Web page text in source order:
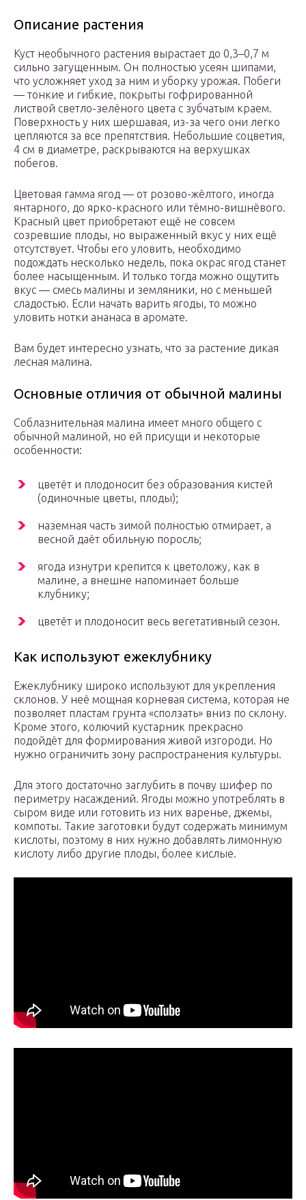
Описание растения
Куст необычного растения вырастает до 0,3–0,7 м
сильно загущенным. Он полностью усеян шипами,
что усложняет уход за ним и уборку урожая. Побеги
— тонкие и гибкие, покрыты гофрированной
листвой светло-зелёного цвета с зубчатым краем.
Поверхность у них шершавая, из-за чего они легко
цепляются за все препятствия. Небольшие соцветия,
4 см в диаметре, раскрываются на верхушках
побегов.
Цветовая гамма ягод — от розово-жёлтого, иногда
янтарного, до ярко-красного или тёмно-вишнёвого.
Красный цвет приобретают ещё не совсем
созревшие плоды, но выраженный вкус у них ещё
отсутствует. Чтобы его уловить, необходимо
подождать несколько недель, пока окрас ягод станет
более насыщенным. И только тогда можно ощутить
вкус — смесь малины и земляники, но с меньшей
сладостью. Если начать варить ягоды, то можно
уловить нотки ананаса в аромате.
Вам будет интересно узнать, что за растение дикая
лесная малина.
Основные отличия от обычной малины
Соблазнительная малина имеет много общего с
обычной малиной, но ей присущи и некоторые
особенности:
цветёт и плодоносит без образования кистей
(одиночные цветы, плоды);
наземная часть зимой полностью отмирает, а
весной даёт обильную поросль;
ягода изнутри крепится к цветоложу, как в
малине, а внешне напоминает больше
клубнику;
цветёт и плодоносит весь вегетативный сезон.
Как используют ежеклубнику
Ежеклубнику широко используют для укрепления
склонов. У неё мощная корневая система, которая не
позволяет пластам грунта «сползать» вниз по склону.
Кроме этого, колючий кустарник прекрасно
подойдёт для формирования живой изгороди. Но
нужно ограничить зону распространения культуры.
Для этого достаточно заглубить в почву шифер по
периметру насаждений. Ягоды можно употреблять в
сыром виде или готовить из них варенье, джемы,
компоты. Такие заготовки будут содержать минимум
кислоты, поэтому в них нужно добавлять лимонную
кислоту либо другие плоды, более кислые.